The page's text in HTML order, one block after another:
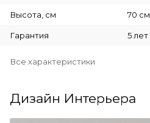
Высота, см 70 см
Гарантия 5 лет
Все характеристики
Дизайн Интерьера